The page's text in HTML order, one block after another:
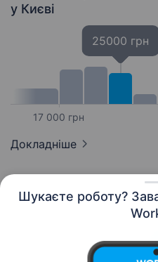
Шукаєте роботу?
у Києві
17 000 грн
25000 грн
Докладніше